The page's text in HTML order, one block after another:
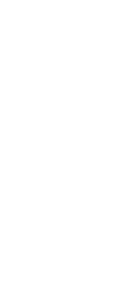
med oss.